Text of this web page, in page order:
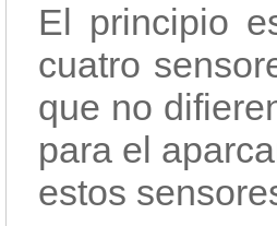
El principio
cuatro
que no
para el
estos